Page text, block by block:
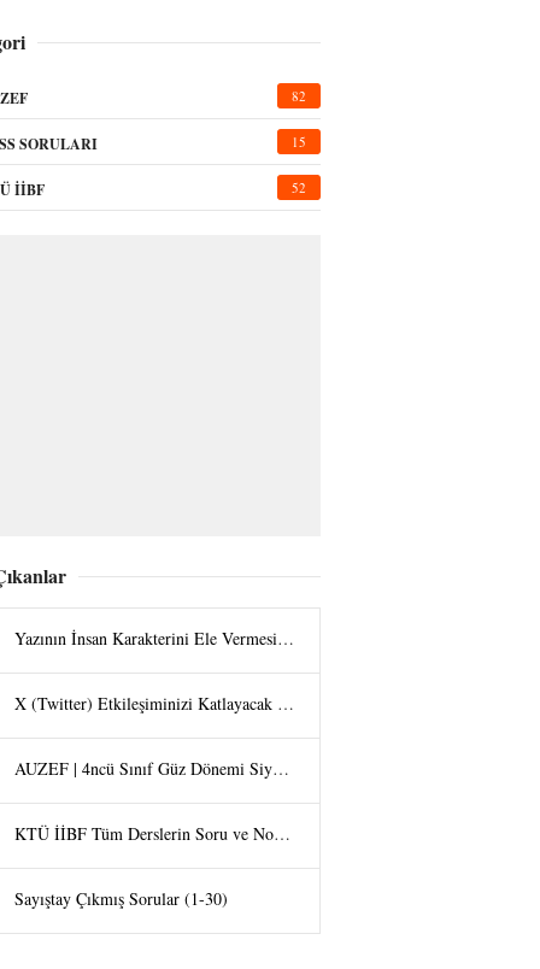
82
SORULARI 15
İİBF 52
Yazının İnsan Karakterini Ele Vermesi - Halit UZAN
X (Twitter) Etkileşiminizi Katlayacak Görsel Hilesi: "Tap the Post" Trendi
AUZEF | 4ncü Sınıf Güz Dönemi Siyaset Felsefesi Final Bölüm Soruları
KTÜ İİBF Tüm Derslerin Soru ve Not Arşivi
Sayıştay Çıkmış Sorular (1-30)